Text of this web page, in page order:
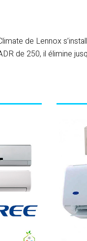
de Lennox
de 250, il élimine